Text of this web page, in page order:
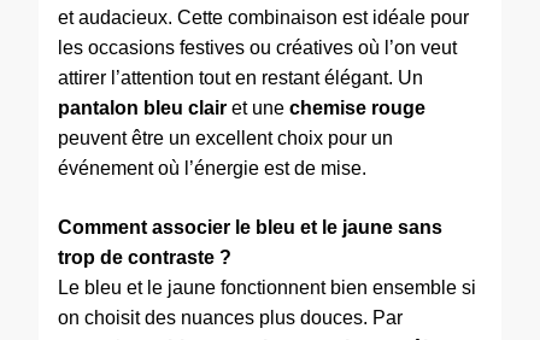
et audacieux. Cette combinaison est idéale pour
les occasions festives ou créatives où l’on veut
attirer l’attention tout en restant élégant. Un
pantalon bleu clair et une chemise rouge
peuvent être un excellent choix pour un
événement où l’énergie est de mise.
Comment associer le bleu et le jaune sans
trop de contraste ?
Le bleu et le jaune fonctionnent bien ensemble si
on choisit des nuances plus douces. Par